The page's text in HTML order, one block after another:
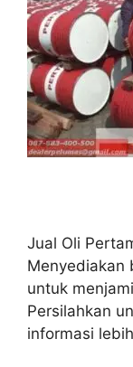
Jual Oli
Menyediakan
untuk
Persilahkan
informasi